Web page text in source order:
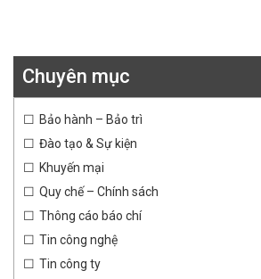
Chuyên mục
Bảo hành – Bảo trì
Đào tạo & Sự kiện
Khuyến mại
Quy chế – Chính sách
Thông cáo báo chí
Tin công nghệ
Tin công ty